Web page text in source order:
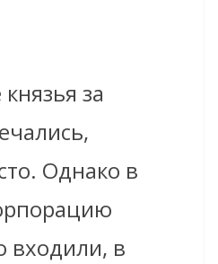
за
Однако в
входили, в